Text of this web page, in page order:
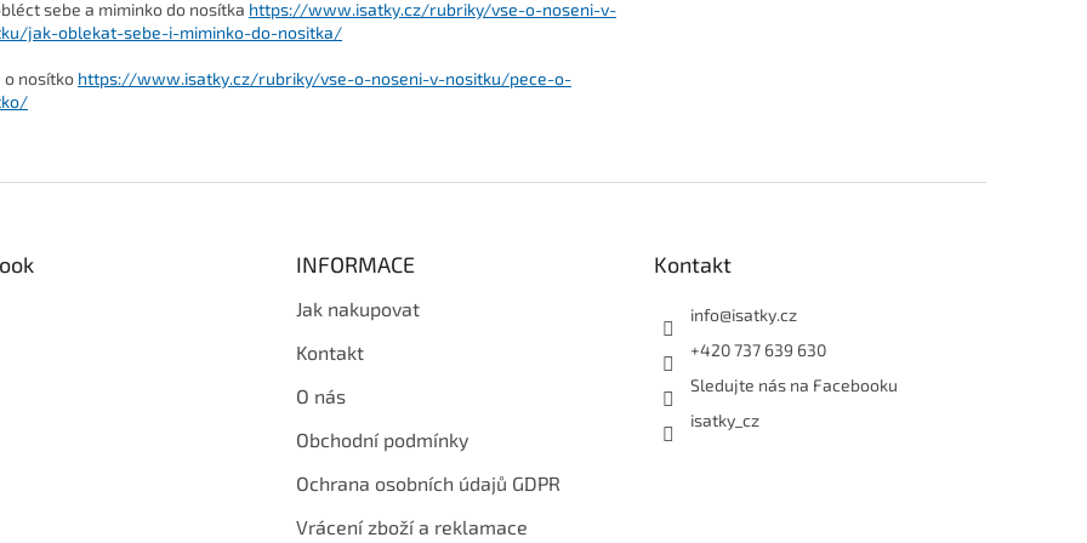
sebe a miminko do nosítka https://www.isatky.cz/rubriky/vse-o-noseni-v-
jak-oblekat-sebe-i-miminko-do-nositka/
o nosítko https://www.isatky.cz/rubriky/vse-o-noseni-v-nositku/pece-o-
INFORMACE
Jak nakupovat
Kontakt
O nás
Obchodní podmínky
Ochrana osobních údajů GDPR
Vrácení zboží a reklamace
Kontakt
info@isatky.cz
+420 737 639 630
Sledujte nás na Facebooku
isatky_cz